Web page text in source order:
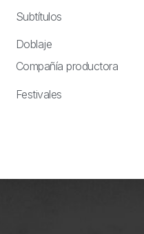
Subtítulos
Doblaje
Compañía productora
Festivales